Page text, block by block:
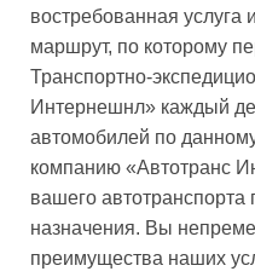
востребованная услуга
маршрут, по которому
Транспортно-
Интернешнл» каждый
автомобилей по
компанию «Автотранс
вашего
назначения. Вы
преимущества наших